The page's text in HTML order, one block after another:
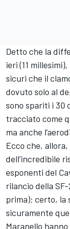
Detto che la
ieri (11
sicuri che il
dovuto solo al
sono spariti i 30
tracciato come
ma anche
Ecco che,
dell’incredibile
esponenti del
rilancio della
prima): certo, la
sicuramente
Maranello